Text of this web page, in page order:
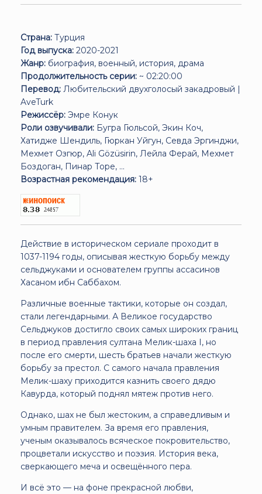
Страна: Турция
Год выпуска: 2020-2021
Жанр: биография, военный, история, драма
Продолжительность серии: ~ 02:20:00
Перевод: Любительский двухголосый закадровый |
AveTurk
Режиссёр: Эмре Конук
Роли озвучивали: Бугра Гюльсой, Экин Коч,
Хатидже Шендиль, Гюркан Уйгун, Севда Эргинджи,
Мехмет Озгюр, Ali Gözüsirin, Лейла Ферай, Мехмет
Боздоган, Пинар Торе, ...
Возрастная рекомендация: 18+
Действие в историческом сериале проходит в
1037-1194 годы, описывая жесткую борьбу между
сельджуками и основателем группы ассасинов
Хасаном ибн Саббахом.
Различные военные тактики, которые он создал,
стали легендарными. А Великое государство
Сельджуков достигло своих самых широких границ
в период правления султана Мелик-шаха I, но
после его смерти, шесть братьев начали жесткую
борьбу за престол. С самого начала правления
Мелик-шаху приходится казнить своего дядю
Кавурда, который поднял мятеж против него.
Однако, шах не был жестоким, а справедливым и
умным правителем. За время его правления,
ученым оказывалось всяческое покровительство,
процветали искусство и поэзия. История века,
сверкающего меча и освещённого пера.
И всё это — на фоне прекрасной любви,